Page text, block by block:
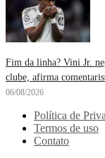
Fim da linha? Vini Jr.
clube, afirma
06/08/2026
Política de
Termos de uso
Contato